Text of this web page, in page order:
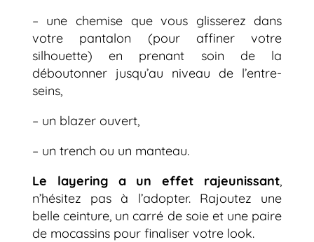
– une chemise que vous glisserez dans
votre pantalon (pour affiner votre
silhouette) en prenant soin de la
déboutonner jusqu’au niveau de l’entre-
seins,
– un blazer ouvert,
– un trench ou un manteau.
Le layering a un effet rajeunissant,
n’hésitez pas à l’adopter. Rajoutez une
belle ceinture, un carré de soie et une paire
de mocassins pour finaliser votre look.